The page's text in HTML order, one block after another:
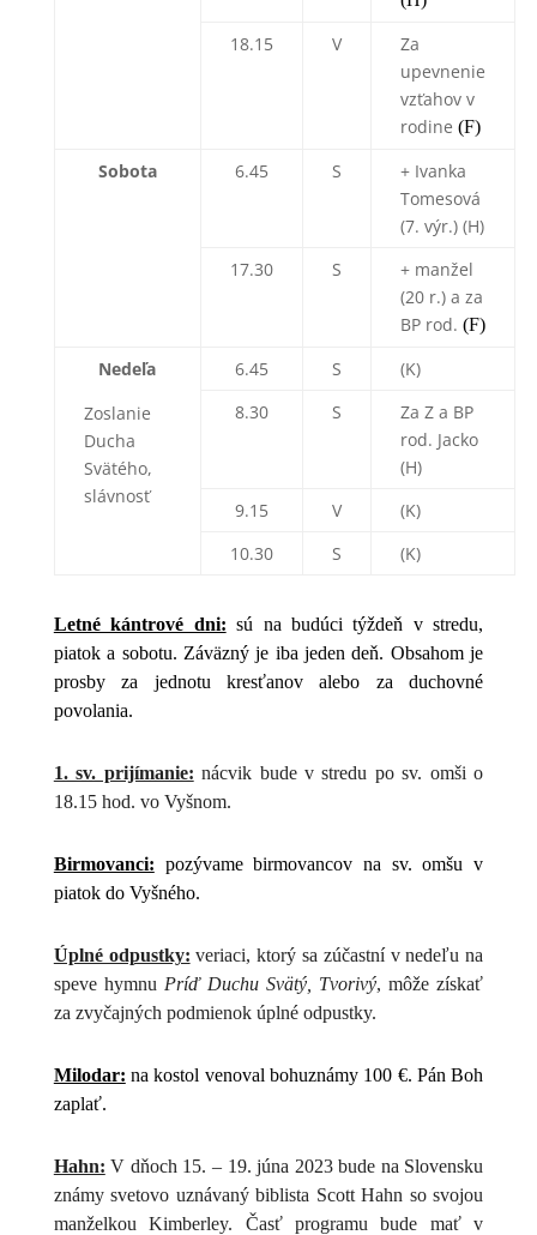
18.15 V
Za
upevnenie
vzťahov v
rodine (F)
Sobota 6.45 S
+ Ivanka
Tomesová
(7. výr.) (H)
17.30
S
+ manžel
(20 r.) a za
BP rod. (F)
Nedeľa
Zoslanie
Ducha
Svätého,
slávnosť
6.45 S
(K)
8.30
S
Za Z a BP
rod. Jacko
(H)
9.15
V
(K)
10.30
S (K)
Letné kántrové dni: sú na budúci týždeň v stredu,
piatok a sobotu. Záväzný je iba jeden deň. Obsahom je
prosby za jednotu kresťanov alebo za duchovné
povolania.
1. sv. prijímanie: nácvik bude v stredu po sv. omši o
18.15 hod. vo Vyšnom.
Birmovanci: pozývame birmovancov na sv. omšu v
piatok do Vyšného.
Úplné odpustky: veriaci, ktorý sa zúčastní v nedeľu na
speve hymnu Príď Duchu Svätý, Tvorivý, môže získať
za zvyčajných podmienok úplné odpustky.
Milodar: na kostol venoval bohuznámy 100 €. Pán Boh
zaplať.
Hahn: V dňoch 15. – 19. júna 2023 bude na Slovensku
známy svetovo uznávaný biblista Scott Hahn so svojou
manželkou Kimberley. Časť programu bude mať v